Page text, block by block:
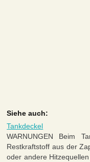
Siehe auch:
Tankdeckel
WARNUNGEN Beim
Restkraftstoff aus der
oder andere